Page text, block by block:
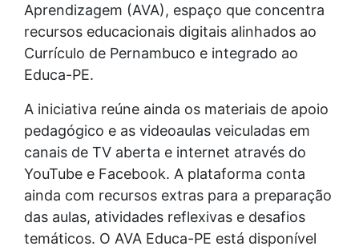
Aprendizagem (AVA), espaço que concentra
recursos educacionais digitais alinhados ao
Currículo de Pernambuco e integrado ao
Educa-PE.
A iniciativa reúne ainda os materiais de apoio
pedagógico e as videoaulas veiculadas em
canais de TV aberta e internet através do
YouTube e Facebook. A plataforma conta
ainda com recursos extras para a preparação
das aulas, atividades reflexivas e desafios
temáticos. O AVA Educa-PE está disponível